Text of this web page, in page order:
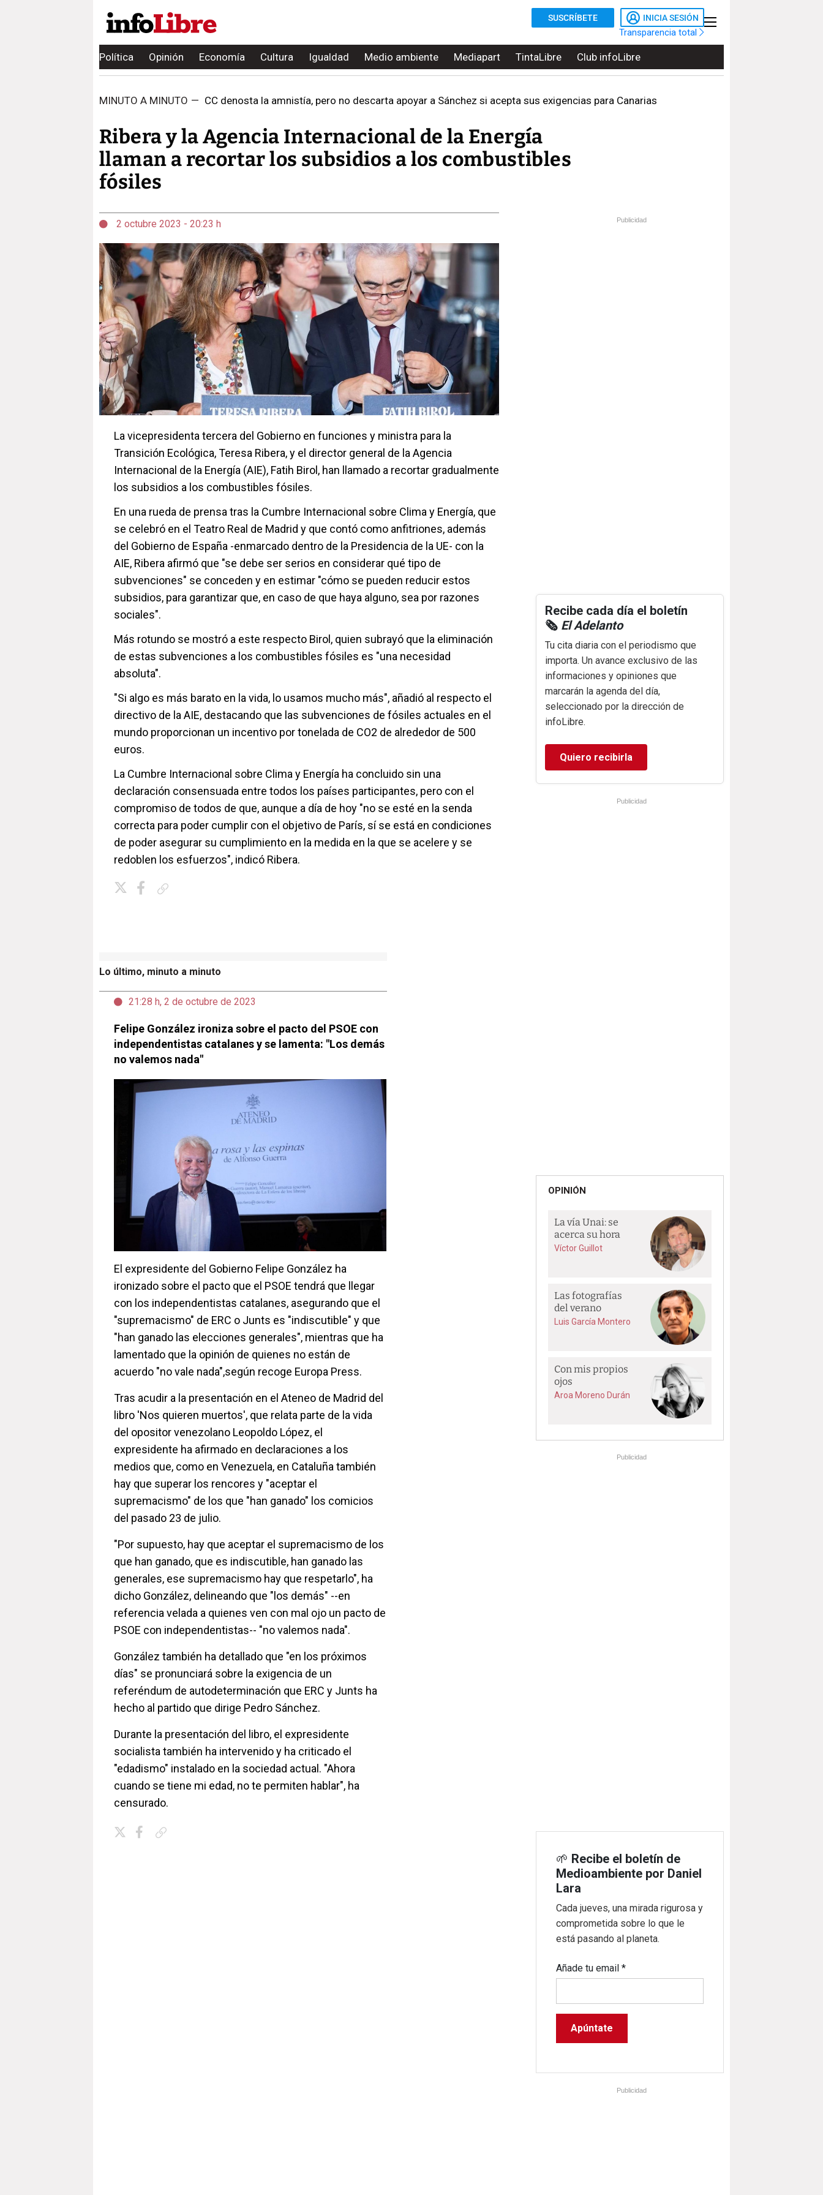
SUSCRÍBETE INICIA SESIÓN
Transparencia total
Política Opinión Economía Cultura Igualdad Medio ambiente Mediapart TintaLibre Club infoLibre
MINUTO A MINUTO — CC denosta la amnistía, pero no descarta apoyar a Sánchez si acepta sus exigencias para Canarias
Ribera y la Agencia Internacional de la Energía
llaman a recortar los subsidios a los combustibles
fósiles
2 octubre 2023 - 20:23 h
La vicepresidenta tercera del Gobierno en funciones y ministra para la
Transición Ecológica, Teresa Ribera, y el director general de la Agencia
Internacional de la Energía (AIE), Fatih Birol, han llamado a recortar gradualmente
los subsidios a los combustibles fósiles.
En una rueda de prensa tras la Cumbre Internacional sobre Clima y Energía, que
se celebró en el Teatro Real de Madrid y que contó como anfitriones, además
del Gobierno de España -enmarcado dentro de la Presidencia de la UE- con la
AIE, Ribera afirmó que "se debe ser serios en considerar qué tipo de
subvenciones" se conceden y en estimar "cómo se pueden reducir estos
subsidios, para garantizar que, en caso de que haya alguno, sea por razones
sociales".
Más rotundo se mostró a este respecto Birol, quien subrayó que la eliminación
de estas subvenciones a los combustibles fósiles es "una necesidad
absoluta".
"Si algo es más barato en la vida, lo usamos mucho más", añadió al respecto el
directivo de la AIE, destacando que las subvenciones de fósiles actuales en el
mundo proporcionan un incentivo por tonelada de CO2 de alrededor de 500
euros.
La Cumbre Internacional sobre Clima y Energía ha concluido sin una
declaración consensuada entre todos los países participantes, pero con el
compromiso de todos de que, aunque a día de hoy "no se esté en la senda
correcta para poder cumplir con el objetivo de París, sí se está en condiciones
de poder asegurar su cumplimiento en la medida en la que se acelere y se
redoblen los esfuerzos", indicó Ribera.
Lo último, minuto a minuto
21:28 h, 2 de octubre de 2023
Felipe González ironiza sobre el pacto del PSOE con
independentistas catalanes y se lamenta: "Los demás
no valemos nada"
El expresidente del Gobierno Felipe González ha
ironizado sobre el pacto que el PSOE tendrá que llegar
con los independentistas catalanes, asegurando que el
"supremacismo" de ERC o Junts es "indiscutible" y que
"han ganado las elecciones generales", mientras que ha
lamentado que la opinión de quienes no están de
acuerdo "no vale nada",según recoge Europa Press.
Tras acudir a la presentación en el Ateneo de Madrid del
libro 'Nos quieren muertos', que relata parte de la vida
del opositor venezolano Leopoldo López, el
expresidente ha afirmado en declaraciones a los
medios que, como en Venezuela, en Cataluña también
hay que superar los rencores y "aceptar el
supremacismo" de los que "han ganado" los comicios
del pasado 23 de julio.
"Por supuesto, hay que aceptar el supremacismo de los
que han ganado, que es indiscutible, han ganado las
generales, ese supremacismo hay que respetarlo", ha
dicho González, delineando que "los demás" --en
referencia velada a quienes ven con mal ojo un pacto de
PSOE con independentistas-- "no valemos nada".
González también ha detallado que "en los próximos
días" se pronunciará sobre la exigencia de un
referéndum de autodeterminación que ERC y Junts ha
hecho al partido que dirige Pedro Sánchez.
Durante la presentación del libro, el expresidente
socialista también ha intervenido y ha criticado el
"edadismo" instalado en la sociedad actual. "Ahora
cuando se tiene mi edad, no te permiten hablar", ha
censurado.
Publicidad
Recibe cada día el boletín
🗞️ El Adelanto
Tu cita diaria con el periodismo que
importa. Un avance exclusivo de las
informaciones y opiniones que
marcarán la agenda del día,
seleccionado por la dirección de
infoLibre.
Quiero recibirla
Publicidad
OPINIÓN
La vía Unai: se
acerca su hora
Víctor Guillot
Las fotografías
del verano
Luis García Montero
Con mis propios
ojos
Aroa Moreno Durán
Publicidad
🌱 Recibe el boletín de
Medioambiente por Daniel
Lara
Cada jueves, una mirada rigurosa y
comprometida sobre lo que le
está pasando al planeta.
Añade tu email*
Publicidad